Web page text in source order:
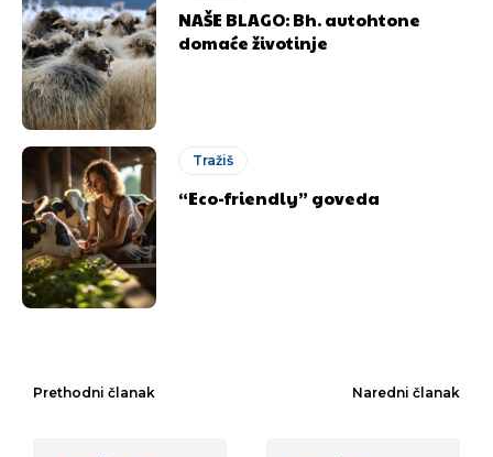
NAŠE BLAGO: Bh. autohtone
domaće životinje
Tražiš
“Eco-friendly” goveda
Prethodni članak Naredni članak